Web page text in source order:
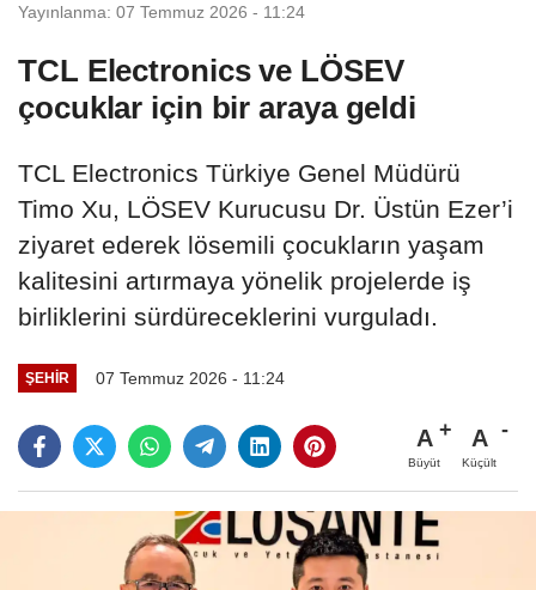
Yayınlanma: 07 Temmuz 2026 - 11:24
TCL Electronics ve LÖSEV
çocuklar için bir araya geldi
TCL Electronics Türkiye Genel Müdürü
Timo Xu, LÖSEV Kurucusu Dr. Üstün Ezer’i
ziyaret ederek lösemili çocukların yaşam
kalitesini artırmaya yönelik projelerde iş
birliklerini sürdüreceklerini vurguladı.
ŞEHIR 07 Temmuz 2026 - 11:24
A
Büyüt
A
Küçült